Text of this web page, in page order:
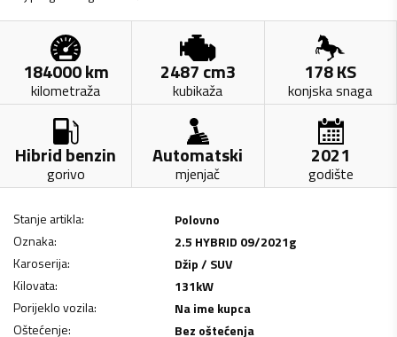
184000km
kilometraža
2487cm3
kubikaža
178KS
konjska snaga
Hibrid benzin
gorivo
Automatski
mjenjač
2021
godište
Stanje artikla:
Polovno
Oznaka:
2.5 HYBRID 09/2021g
Karoserija:
Džip / SUV
Kilovata: 131kW
Porijeklo vozila:
Na ime kupca
Oštećenje:
Bez oštećenja